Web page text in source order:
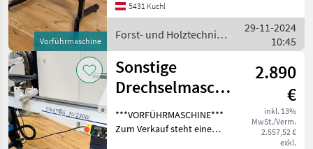
Vorführmaschine
max. Spitzenweite von 400
5431 Kuchl
Forst- und Holztechnik
/ Sonstige
29-11-2024
10:45
Sonstige
Drechselmaschine
Stratos LV
2.890
€
inkl. 13%
MwSt./Verm.
2.557,52 €
exkl.
***VORFÜHRMASCHINE***
Zum Verkauf steht eine